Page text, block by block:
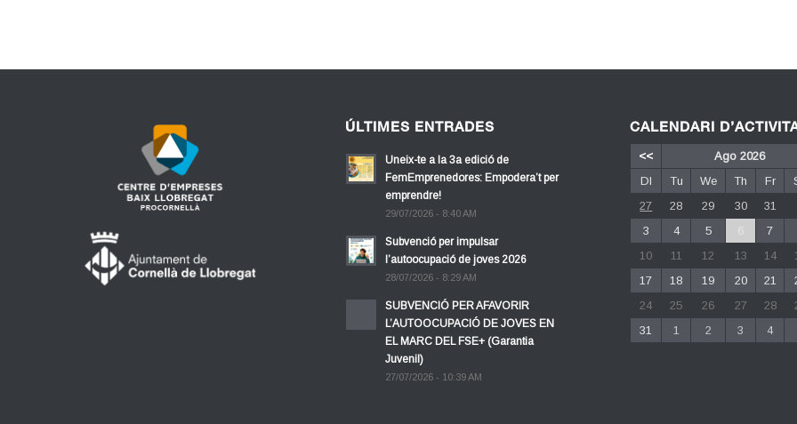
ÚLTIMES ENTRADES
Uneix-te a la 3a edició de
FemEmprenedores: Empodera’t per
emprendre!
29/07/2026 - 8:40 AM
Subvenció per impulsar
l’autoocupació de joves 2026
28/07/2026 - 8:29 AM
SUBVENCIÓ PER AFAVORIR
L’AUTOOCUPACIÓ DE JOVES EN
EL MARC DEL FSE+ (Garantia
Juvenil)
27/07/2026 - 10:39 AM
CALENDARI
<<
Ago 2026
Dl
Tu We Th Fr
27
28 29 30
31
3
4 5 6
7
10
11 12 13 14
17
18 19 20 21
24
25 26 27 28
31
1 2 3 4